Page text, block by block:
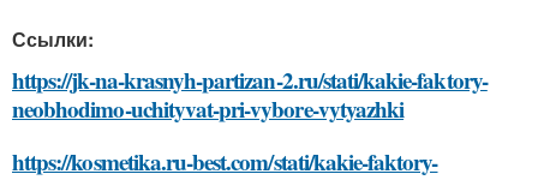
Ссылки:
https://jk-na-krasnyh-partizan-2.ru/stati/kakie-faktory-
neobhodimo-uchityvat-pri-vybore-vytyazhki
https://kosmetika.ru-best.com/stati/kakie-faktory-